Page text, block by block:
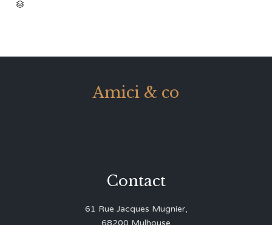

Amici & co
Contact
61 Rue Jacques Mugnier,